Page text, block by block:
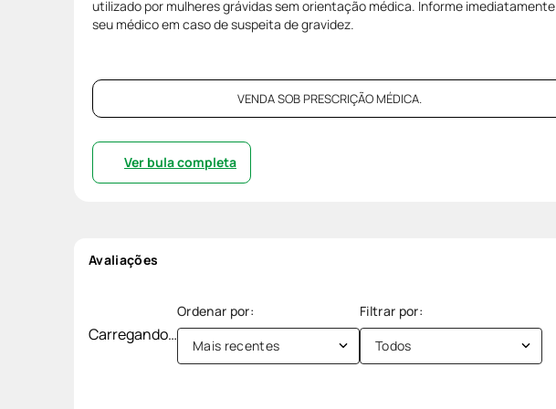
utilizado por mulheres grávidas sem orientação médica. Informe imediatamente
seu médico em caso de suspeita de gravidez.
VENDA SOB PRESCRIÇÃO MÉDICA.
Ver bula completa
Avaliações
Carregando…
Mais recentes Todos